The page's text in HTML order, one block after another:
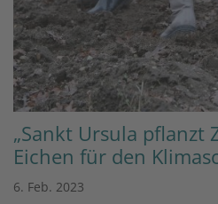
„Sankt Ursula pflanzt
Eichen für den
6. Feb. 2023